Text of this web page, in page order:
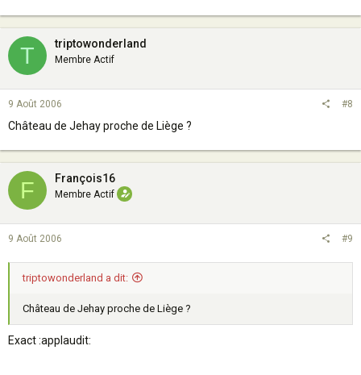
?
Merci pour ce test !!! J'ai des grands parents belges, de la famille
bien que je m'éloigne de ma Belgique ancestrale ;-) et m'a donné
T triptowonderland
Membre Actif
9 Août 2006 #8
Château de Jehay proche de Liège ?
F François16
Membre Actif
9 Août 2006 #9
triptowonderland a dit:
Château de Jehay proche de Liège ?
Exact :applaudit: